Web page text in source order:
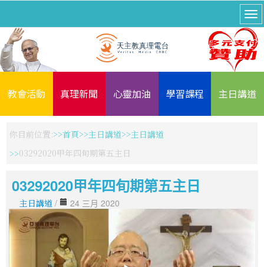
教會活動 真理新聞 心靈加油 學習課程 主日講道
你目前位置: 首頁 主日講道
主日講道
03292020甲年四旬期第五主日
03292020甲年四旬期第五主日
主日講道 / 24 三月 2020